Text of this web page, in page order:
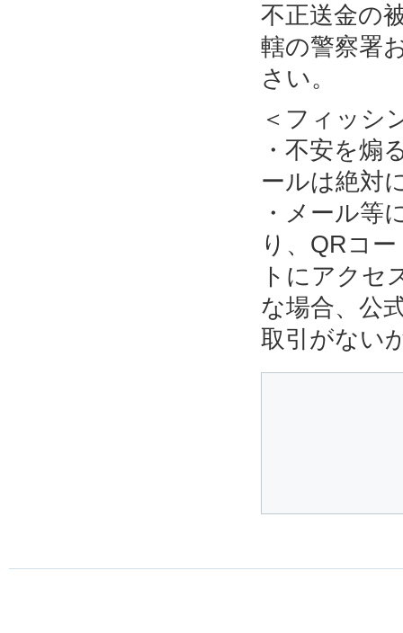
不正送金の
轄の警察署
さい。
＜フィッシ
・不安を煽
ールは絶対
・メール等
り、QRコ
トにアクセ
な場合、公
取引がない